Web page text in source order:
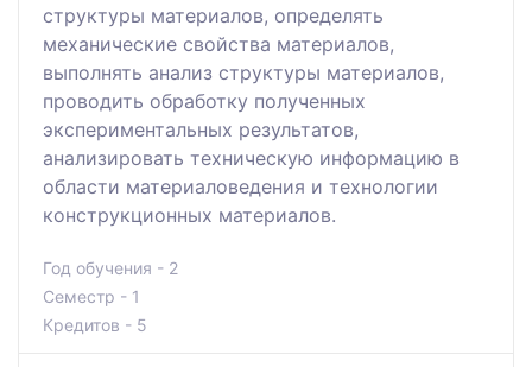
структуры материалов, определять
механические свойства материалов,
выполнять анализ структуры материалов,
проводить обработку полученных
экспериментальных результатов,
анализировать техническую информацию в
области материаловедения и технологии
конструкционных материалов.
Год обучения - 2
Семестр - 1
Кредитов - 5